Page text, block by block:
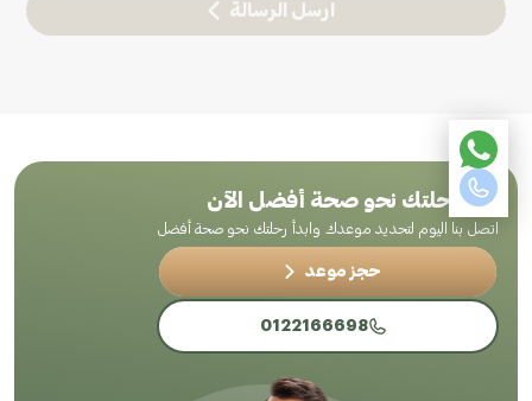
ارسل الرسالة
ابدأ رحلتك نحو صحة أفضل الآن
اتصل بنا اليوم لتحديد موعدك وابدأ رحلتك نحو صحة أفضل
حجز موعد
0122166698